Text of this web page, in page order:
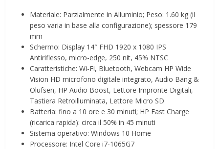
Materiale: Parzialmente in Alluminio; Peso: 1.60 kg (il
peso varia in base alla configurazione); spessore 179
mm
Schermo: Display 14″ FHD 1920 x 1080 IPS
Antiriflesso, micro-edge, 250 nit, 45% NTSC
Caratteristiche: Wi-Fi, Bluetooth, Webcam HP Wide
Vision HD microfono digitale integrato, Audio Bang &
Olufsen, HP Audio Boost, Lettore Impronte Digitali,
Tastiera Retroilluminata, Lettore Micro SD
Batteria: fino a 10 ore e 30 minuti; HP Fast Charge
(ricarica rapida): circa il 50% in 45 minuti
Sistema operativo: Windows 10 Home
Processore: Intel Core i7-1065G7